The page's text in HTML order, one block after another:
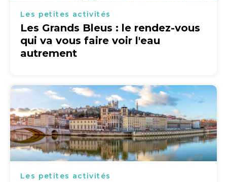
Les petites activités
Les Grands Bleus : le rendez-vous
qui va vous faire voir l'eau
autrement
Les petites activités